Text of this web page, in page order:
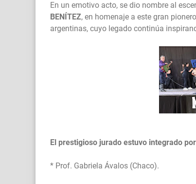
En un emotivo acto, se dio nombre al
BENÍTEZ, en homenaje a este gran
argentinas, cuyo legado continúa
El prestigioso jurado estuvo integrado
* Prof. Gabriela Ávalos (Chaco).